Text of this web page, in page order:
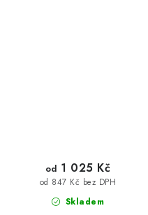
Skladem
od 847 Kč bez DPH
od 1 025 Kč